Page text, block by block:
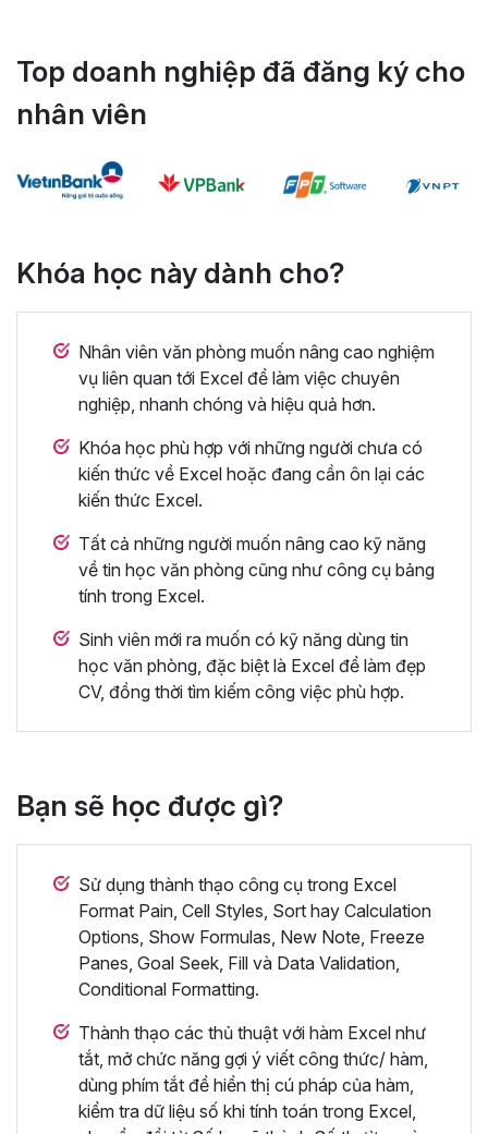
Top doanh nghiệp đã đăng ký cho
nhân viên
Khóa học này dành cho?
Nhân viên văn phòng muốn nâng cao nghiệm
vụ liên quan tới Excel để làm việc chuyên
nghiệp, nhanh chóng và hiệu quả hơn.
Khóa học phù hợp với những người chưa có
kiến thức về Excel hoặc đang cần ôn lại các
kiến thức Excel.
Tất cả những người muốn nâng cao kỹ năng
về tin học văn phòng cũng như công cụ bảng
tính trong Excel.
Sinh viên mới ra muốn có kỹ năng dùng tin
học văn phòng, đặc biệt là Excel để làm đẹp
CV, đồng thời tìm kiếm công việc phù hợp.
Bạn sẽ học được gì?
Sử dụng thành thạo công cụ trong Excel
Format Pain, Cell Styles, Sort hay Calculation
Options, Show Formulas, New Note, Freeze
Panes, Goal Seek, Fill và Data Validation,
Conditional Formatting.
Thành thạo các thủ thuật với hàm Excel như
tắt, mở chức năng gợi ý viết công thức/ hàm,
dùng phím tắt để hiển thị cú pháp của hàm,
kiểm tra dữ liệu số khi tính toán trong Excel,